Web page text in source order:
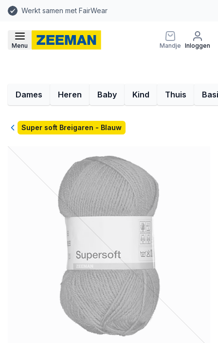
Werkt samen met FairWear
Menu Mandje Inloggen
Dames Heren Baby Kind Thuis
TerugSuper soft Breigaren - Blauw